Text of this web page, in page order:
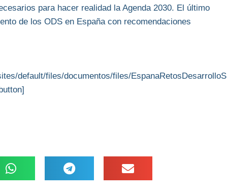
para hacer realidad la Agenda 2030. El último
de los ODS en España con recomendaciones
default/files/documentos/files/EspanaRetosDesarrolloS